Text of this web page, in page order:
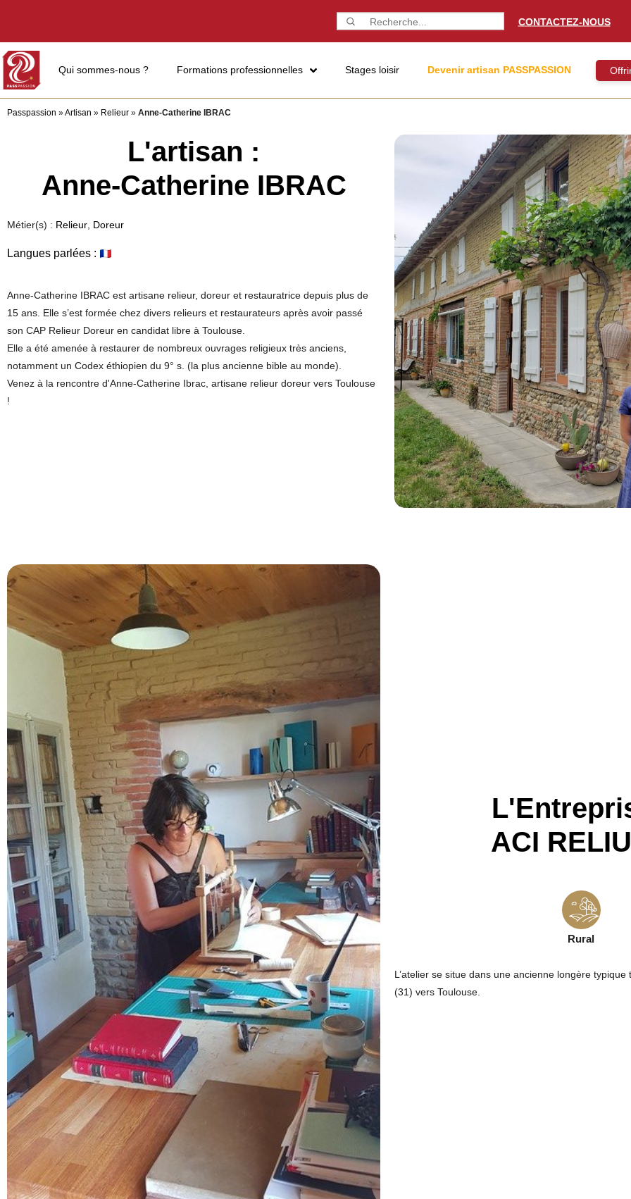
CONTACTEZ-NOUS
Qui sommes-nous ? Formations professionnelles Stages loisir Devenir artisan PASSPASSION
Passpassion »Artisan » Relieur » Anne-Catherine IBRAC
L'artisan :
Anne-Catherine IBRAC
Métier(s) : Relieur Doreur
Langues parlées :
Anne-Catherine IBRAC est artisane relieur, doreur et restauratrice depuis plus de
15 ans. Elle s’est formée chez divers relieurs et restaurateurs après avoir passé
son CAP Relieur Doreur en candidat libre à Toulouse.
Elle a été amenée à restaurer de nombreux ouvrages religieux très anciens,
notamment un Codex éthiopien du 9° s. (la plus ancienne bible au monde).
Venez à la rencontre d'Anne-Catherine Ibrac, artisane relieur doreur vers Toulouse
!
ACI
Rural
L’atelier se situe dans une ancienne longère
(31) vers Toulouse.